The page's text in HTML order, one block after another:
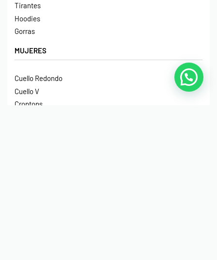
Tirantes
Hoodies
Gorras
MUJERES
Cuello Redondo
Cuello V
Croptops